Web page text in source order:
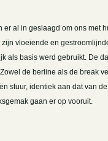
al in geslaagd om ons met
vloeiende en
als basis werd gebruikt. De
de berline als de break
stuur, identiek aan dat van
gaan er op vooruit.